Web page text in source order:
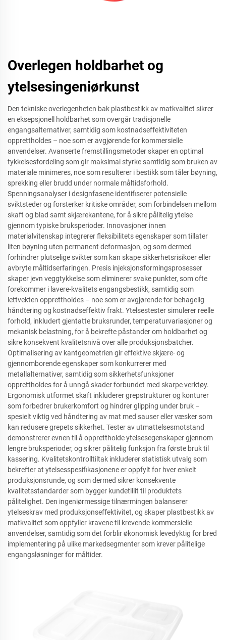
Overlegen holdbarhet og
ytelsesingeniørkunst
Den tekniske overlegenheten bak plastbestikk av matkvalitet sikrer
en eksepsjonell holdbarhet som overgår tradisjonelle
engangsalternativer, samtidig som kostnadseffektiviteten
opprettholdes – noe som er avgjørende for kommersielle
anvendelser. Avanserte fremstillingsmetoder skaper en optimal
tykkelsesfordeling som gir maksimal styrke samtidig som bruken av
materiale minimeres, noe som resulterer i bestikk som tåler bøyning,
sprekking eller brudd under normale måltidsforhold.
Spenningsanalyser i designfasene identifiserer potensielle
sviktsteder og forsterker kritiske områder, som forbindelsen mellom
skaft og blad samt skjærekantene, for å sikre pålitelig ytelse
gjennom typiske bruksperioder. Innovasjoner innen
materialvitenskap integrerer fleksibilitets egenskaper som tillater
liten bøyning uten permanent deformasjon, og som dermed
forhindrer plutselige svikter som kan skape sikkerhetsrisikoer eller
avbryte måltidserfaringen. Presis injeksjonsformingsprosesser
skaper jevn veggtykkelse som eliminerer svake punkter, som ofte
forekommer i lavere-kvalitets engangsbestikk, samtidig som
lettvekten opprettholdes – noe som er avgjørende for behagelig
håndtering og kostnadseffektiv frakt. Ytelsestester simulerer reelle
forhold, inkludert gjentatte bruksrunder, temperaturvariasjoner og
mekanisk belastning, for å bekrefte påstander om holdbarhet og
sikre konsekvent kvalitetsnivå over alle produksjonsbatcher.
Optimalisering av kantgeometrien gir effektive skjære- og
gjennomborende egenskaper som konkurrerer med
metallalternativer, samtidig som sikkerhetsfunksjoner
opprettholdes for å unngå skader forbundet med skarpe verktøy.
Ergonomisk utformet skaft inkluderer grepstrukturer og konturer
som forbedrer brukerkomfort og hindrer glipping under bruk –
spesielt viktig ved håndtering av mat med sauser eller væsker som
kan redusere grepets sikkerhet. Tester av utmattelsesmotstand
demonstrerer evnen til å opprettholde ytelsesegenskaper gjennom
lengre bruksperioder, og sikrer pålitelig funksjon fra første bruk til
kassering. Kvalitetskontrolltiltak inkluderer statistisk utvalg som
bekrefter at ytelsesspesifikasjonene er oppfylt for hver enkelt
produksjonsrunde, og som dermed sikrer konsekvente
kvalitetsstandarder som bygger kundetillit til produktets
pålitelighet. Den ingeniørmessige tilnærmingen balanserer
ytelseskrav med produksjonseffektivitet, og skaper plastbestikk av
matkvalitet som oppfyller kravene til krevende kommersielle
anvendelser, samtidig som det forblir økonomisk levedyktig for bred
implementering på ulike markedsegmenter som krever pålitelige
engangsløsninger for måltider.